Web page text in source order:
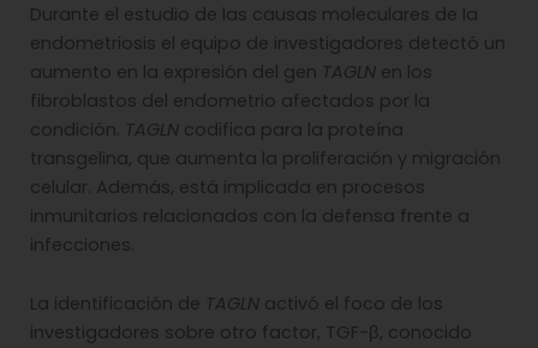
Durante el estudio de las causas moleculares de la
endometriosis el equipo de investigadores detectó un
aumento en la expresión del gen TAGLN en los
fibroblastos del endometrio afectados por la
condición. TAGLN codifica para la proteína
transgelina, que aumenta la proliferación y migración
celular. Además, está implicada en procesos
inmunitarios relacionados con la defensa frente a
infecciones.
La identificación de TAGLN activó el foco de los
investigadores sobre otro factor, TGF-β, conocido